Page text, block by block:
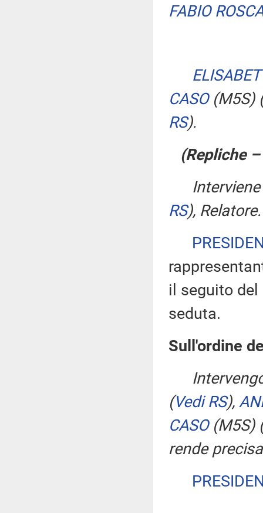
FABIO
CASO(M5S)
RS).
(Repliche
RS), Relatore.
il seguito
seduta.
Sull'ordine
(Vedi RS),
CASO(M5S)
rende